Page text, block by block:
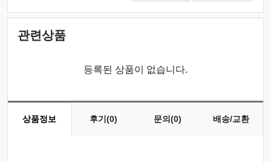
관련상품
등록된 상품이 없습니다.
상품정보 후기(0) 문의(0) 배송/교환